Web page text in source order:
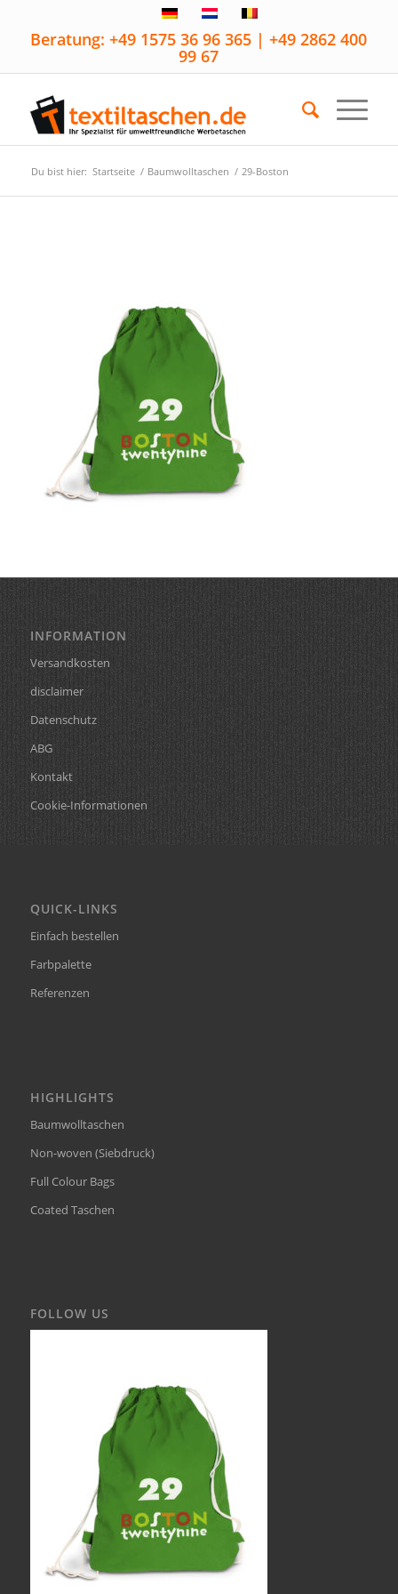
Beratung: +49 1575 36 96 365 | +49 2862 400
99 67
Du bist hier: Startseite / Baumwolltaschen / 29-Boston
INFORMATION
Versandkosten
disclaimer
Datenschutz
ABG
Kontakt
Cookie-Informationen
QUICK-LINKS
Einfach bestellen
Farbpalette
Referenzen
HIGHLIGHTS
Baumwolltaschen
Non-woven (Siebdruck)
Full Colour Bags
Coated Taschen
FOLLOW US